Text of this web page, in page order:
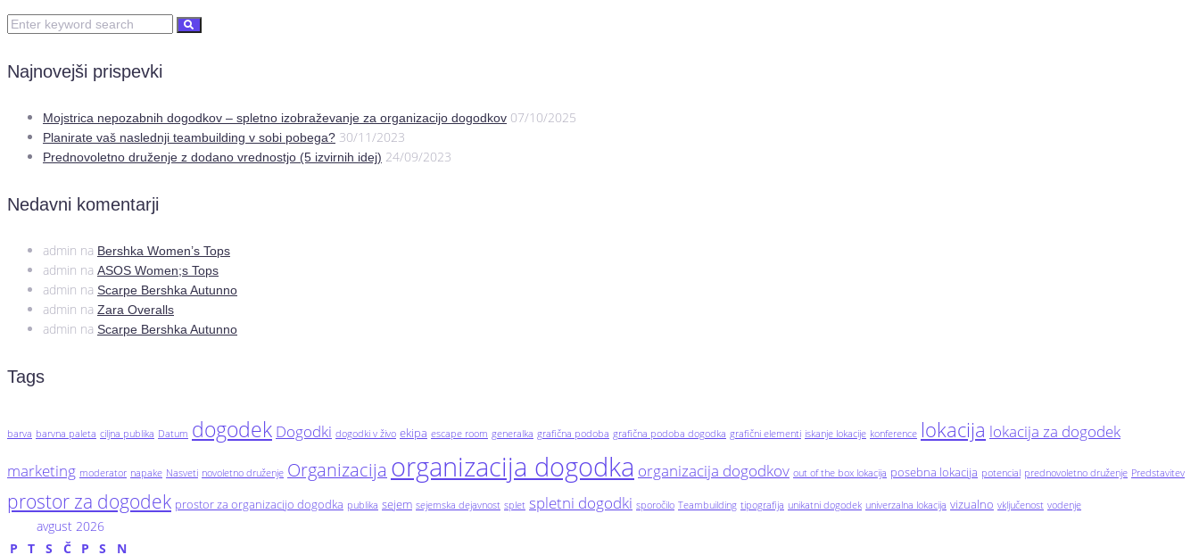
Najnovejši prispevki
Mojstrica nepozabnih dogodkov – spletno izobraževanje za organizacijo dogodkov 07/10/2025
Planirate vaš naslednji teambuilding v sobi pobega? 30/11/2023
Prednovoletno druženje z dodano vrednostjo (5 izvirnih idej) 24/09/2023
Nedavni komentarji
admin na Bershka Women’s Tops
admin na ASOS Women;s Tops
admin na Scarpe Bershka Autunno
admin na Zara Overalls
admin na Scarpe Bershka Autunno
Tags
barva barvna paleta ciljna publika Datum dogodek Dogodki dogodki v živo ekipa escape room generalka grafična podoba grafična podoba dogodka grafični elementi iskanje lokacije konference lokacija lokacija za dogodek
marketing moderator napake Nasveti novoletno druženje Organizacija organizacija dogodka organizacija dogodkov out of the box lokacija posebna lokacija potencial prednovoletno druženje Predstavitev
prostor za dogodek prostor za organizacijo dogodka publika sejem sejemska dejavnost splet spletni dogodki sporočilo Teambuilding tipografija unikatni dogodek univerzalna lokacija vizualno vključenost vodenje
avgust 2026
P
T S Č P S N